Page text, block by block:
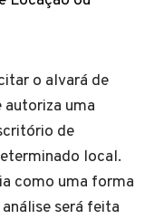
o alvará de
uma
de
local.
como uma forma
será feita